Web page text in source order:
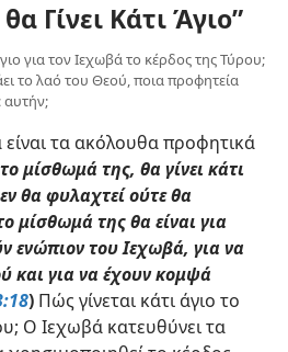
Γίνει Κάτι Άγιο”
για τον Ιεχωβά το κέρδος της Τύρου;
το λαό του Θεού, ποια προφητεία
αυτήν;
τα ακόλουθα προφητικά
μίσθωμά της, θα γίνει κάτι
θα φυλαχτεί ούτε θα
μίσθωμά της θα είναι για
ενώπιον του Ιεχωβά, για να
και για να έχουν κομψά
) Πώς γίνεται κάτι άγιο το
Ο Ιεχωβά κατευθύνει τα